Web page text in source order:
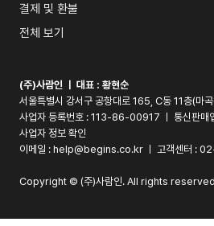
결제 및 환불
전체 보기
(주)사람인 ㅣ 대표 : 황현순
서울특별시 강서구 공항대로 165, C동 11층(마
사업자 정보 확인
이메일 : help@begins.co.kr ㅣ 고객센터 :
Copyright © (주)사람인. All rights reserved